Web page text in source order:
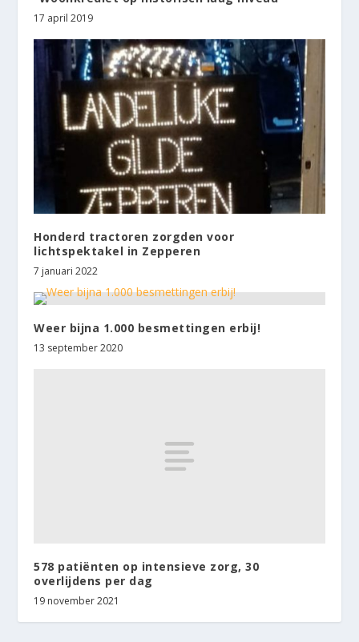
17 april 2019
Honderd tractoren zorgden voor
lichtspektakel in Zepperen
7 januari 2022
Weer bijna 1.000 besmettingen erbij!
13 september 2020
578 patiënten op intensieve zorg, 30
overlijdens per dag
19 november 2021